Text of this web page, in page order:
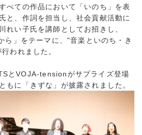
べての作品において「いのち」を表
と、作詞を担当し、社会貢献活動に
れい子氏を講師としてお招きし、
ら」をテーマに、"音楽といのち・き
われました。
とVOJA-tensionがサプライズ登場
もに「きずな」が披露されました。